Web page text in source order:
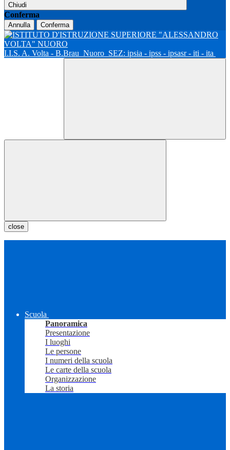
Chiudi
Conferma
Annulla Conferma
I.I.S. A. Volta - B.Brau Nuoro SEZ: ipsia - ipss - ipsasr - iti - ita
close
Scuola
Panoramica
Presentazione
I luoghi
Le persone
I numeri della scuola
Le carte della scuola
Organizzazione
La storia